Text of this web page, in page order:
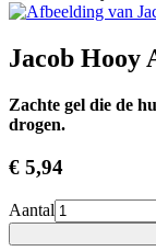
Jacob Hooy
Zachte gel die de
drogen.
€ 5,94
Aantal